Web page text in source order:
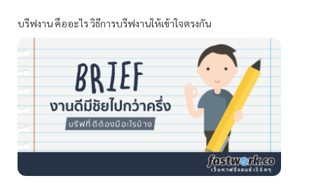
บรีฟงาน คืออะไร วิธีการบรีฟงานให้เข้าใจตรงกัน